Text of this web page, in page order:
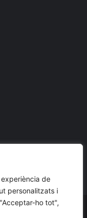
de
personalitzats i
ho tot",
reservados.